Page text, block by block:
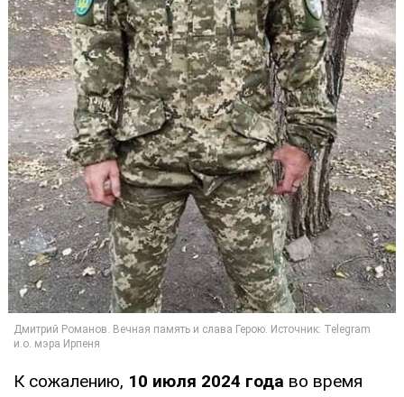
К сожалению, 10 июля 2024 года во время